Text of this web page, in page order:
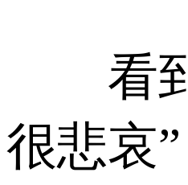
看到
很悲哀